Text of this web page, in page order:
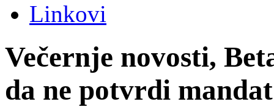
Linkovi
Večernje novosti,
da ne potvrdi